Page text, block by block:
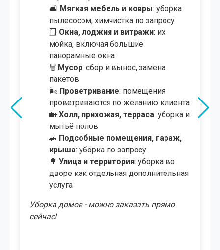
🛋 Мягкая мебель и ковры: уборка
пылесосом, химчистка по запросу
🪟 Окна, лоджия и витражи: их
мойка, включая большие
панорамные окна
🗑️ Мусор: сбор и вынос, замена
пакетов
🌬 Проветривание: помещения
проветриваются по желанию клиента
🏡 Холл, прихожая, терраса: уборка и
мытьё полов
🚗 Подсобные помещения, гараж,
крыша: уборка по запросу
🌳 Улица и территория: уборка во
дворе как отдельная дополнительная
услуга
Уборка домов - можно заказать прямо
сейчас!